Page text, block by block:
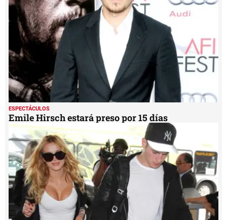
57
seconds
ESPECTÁCULOS
Emile Hirsch estará preso por 15 días